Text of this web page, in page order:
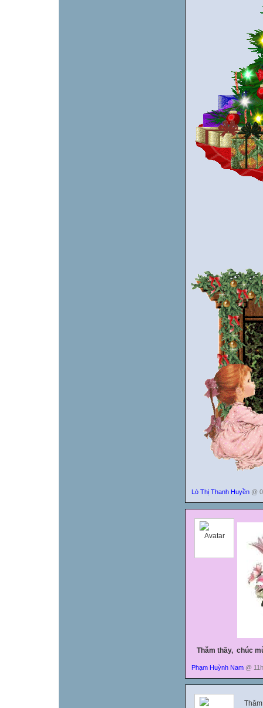
Lò Thị Thanh Huyền @
Thăm thầy, chúc
Phạm Huỳnh Nam @
Thăm